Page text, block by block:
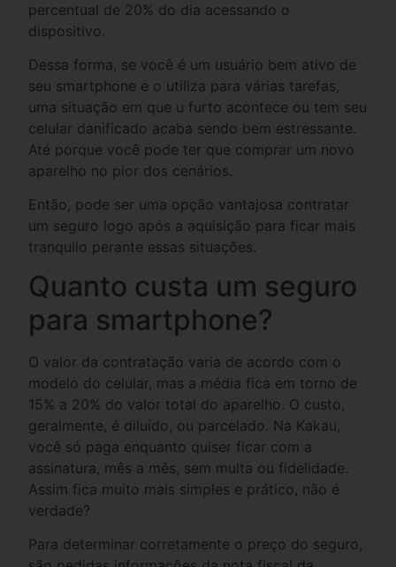
percentual de 20% do dia acessando o
dispositivo.
Dessa forma, se você é um usuário bem ativo de
seu smartphone e o utiliza para várias tarefas,
uma situação em que u furto acontece ou tem seu
celular danificado acaba sendo bem estressante.
Até porque você pode ter que comprar um novo
aparelho no pior dos cenários.
Então, pode ser uma opção vantajosa contratar
um seguro logo após a aquisição para ficar mais
tranquilo perante essas situações.
Quanto custa um seguro
para smartphone?
O valor da contratação varia de acordo com o
modelo do celular, mas a média fica em torno de
15% a 20% do valor total do aparelho. O custo,
geralmente, é diluído, ou parcelado. Na Kakau,
você só paga enquanto quiser ficar com a
assinatura, mês a mês, sem multa ou fidelidade.
Assim fica muito mais simples e prático, não é
verdade?
Para determinar corretamente o preço do seguro,